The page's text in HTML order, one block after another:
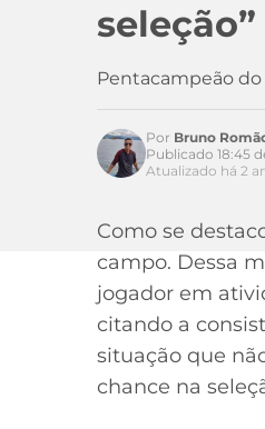
seleção”
Pentacampeão
Por Bruno
Publicado 18:45
Atualizado há 2
Como se
campo. Dessa
jogador em
citando a
situação que
chance na